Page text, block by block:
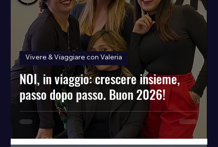
NOI, in viaggio: crescere insieme,
passo dopo passo. Buon 2026!
Vivere & Viaggiare con Valeria